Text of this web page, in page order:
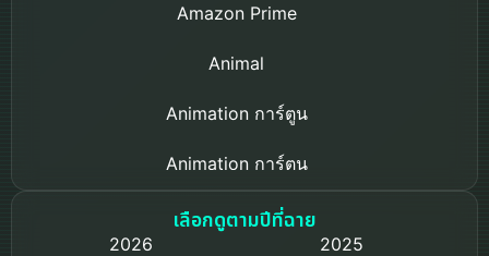
Amazon Prime
Animal
Animation การ์ตูน
Animation การ์ตูน
Based on a True Story เรื่องจริง
เลือกดูตามปีที่ฉาย
2026
2025